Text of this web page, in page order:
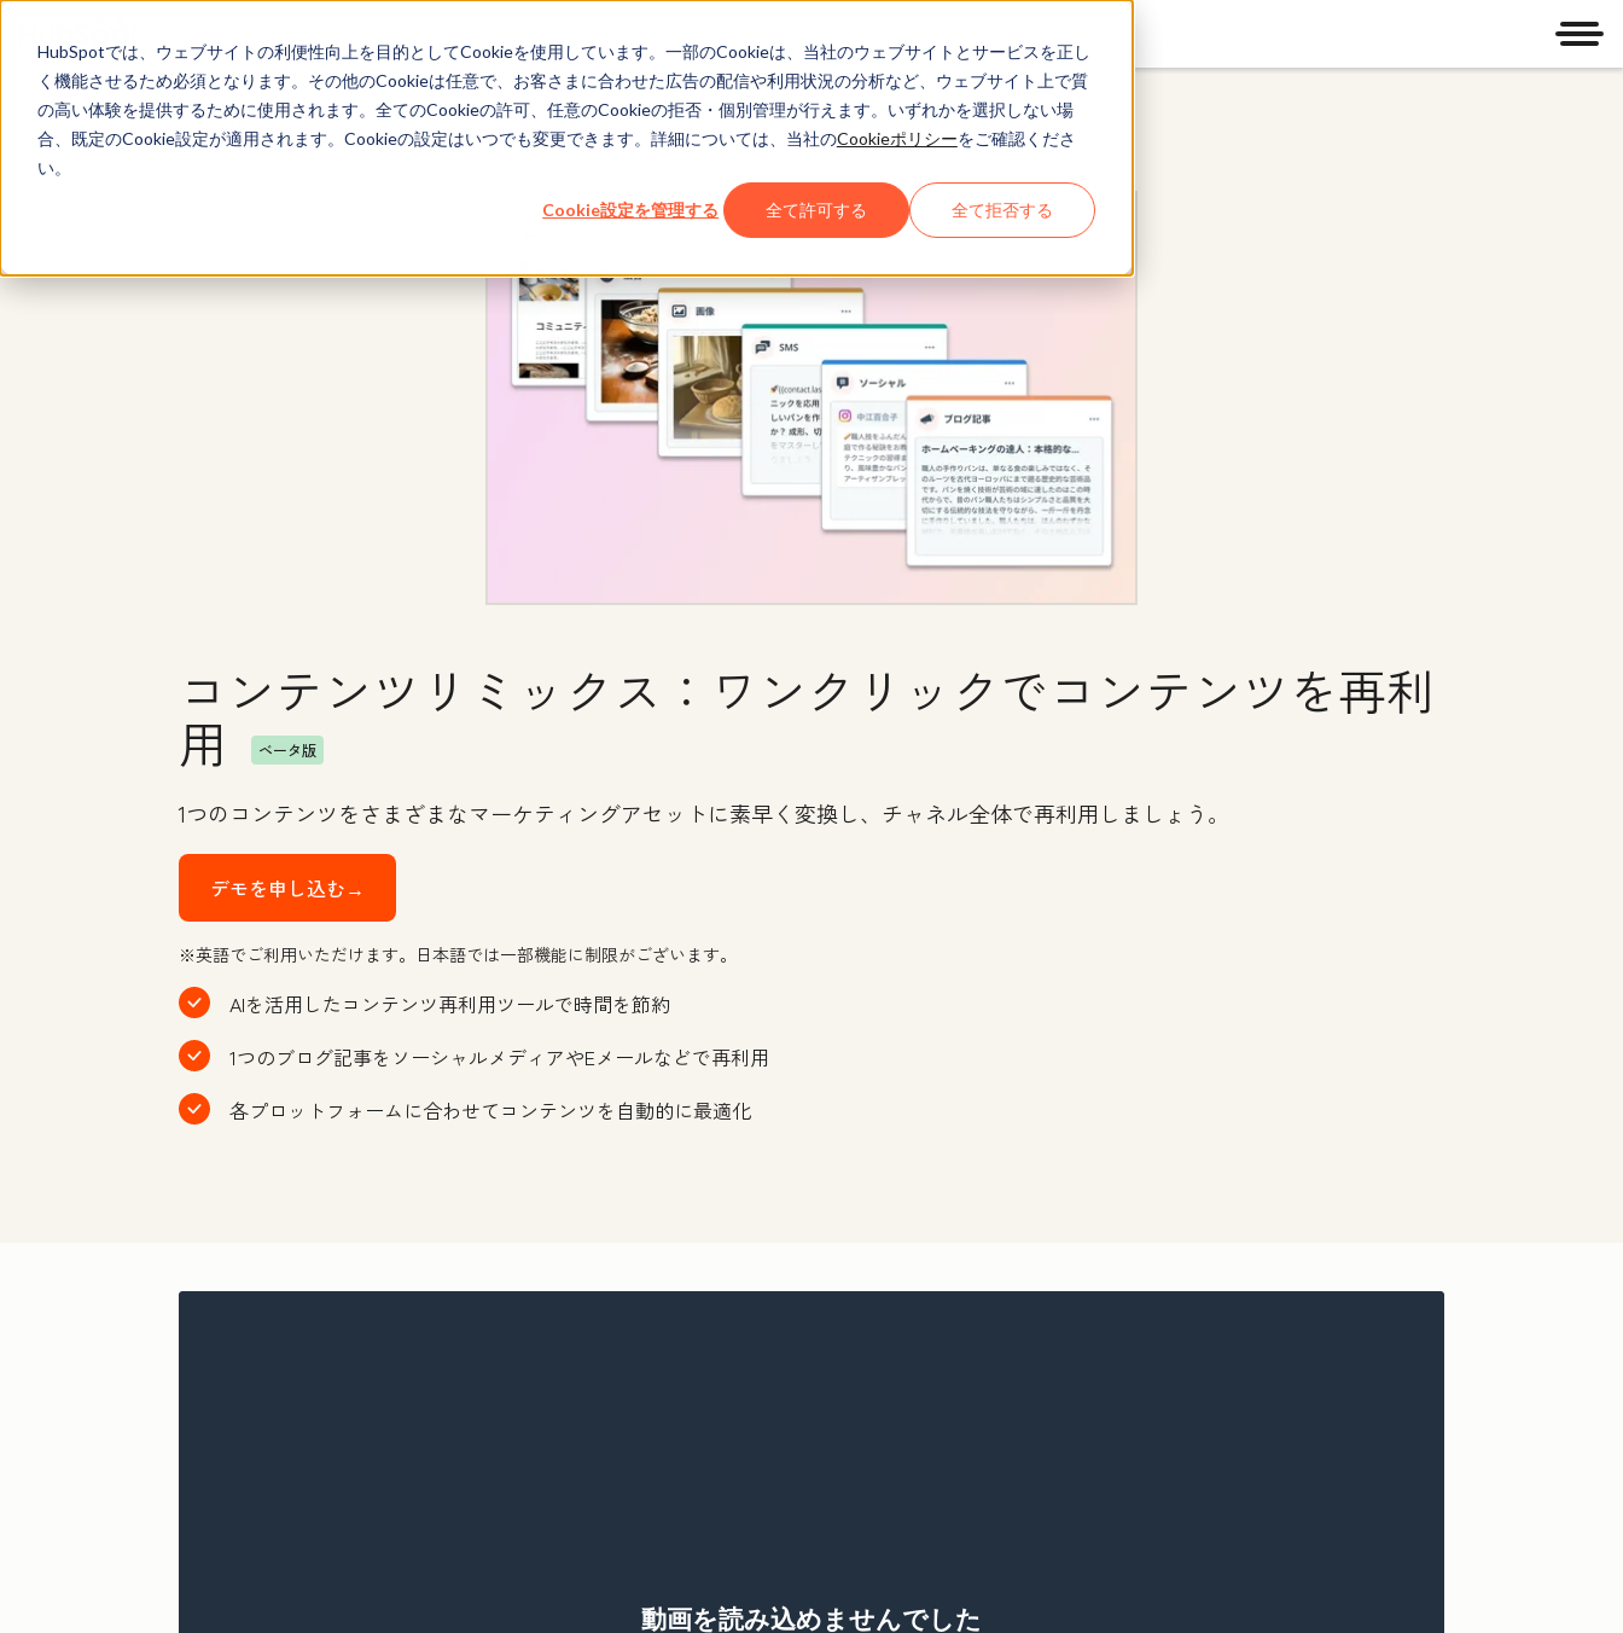
HubSpotでは、ウェブサイトの利便性向上を目的としてCookieを使用しています。一部のCookieは、当社のウェブサイトとサービスを正し
く機能させるため必須となります。その他のCookieは任意で、お客さまに合わせた広告の配信や利用状況の分析など、ウェブサイト上で質
の高い体験を提供するために使用されます。全てのCookieの許可、任意のCookieの拒否・個別管理が行えます。いずれかを選択しない場
合、既定のCookie設定が適用されます。Cookieの設定はいつでも変更できます。詳細については、当社のCookieポリシーをご確認くださ
い。
Cookie設定を管理する 全て許可する 全て拒否する
メ
Content Hub
コンテンツリミックス：ワンクリックでコンテンツを再利
用 ベータ版
1つのコンテンツをさまざまなマーケティングアセットに素早く変換し、チャネル全体で再利用しましょう。
デモを申し込む→
※英語でご利用いただけます。日本語では一部機能に制限がございます。
AIを活用したコンテンツ再利用ツールで時間を節約
1つのブログ記事をソーシャルメディアやEメールなどで再利用
各プロットフォームに合わせてコンテンツを自動的に最適化